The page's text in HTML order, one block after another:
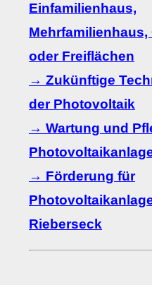
Einfamilienhaus,
Mehrfamilienhaus,
oder Freiflächen
→ Zukünftige
der Photovoltaik
→ Wartung und
→ Förderung für
Rieberseck